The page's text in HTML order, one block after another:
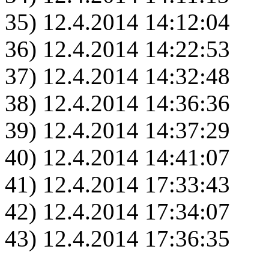
35) 12.4.2014 14:12:04
36) 12.4.2014 14:22:53
37) 12.4.2014 14:32:48
38) 12.4.2014 14:36:36
39) 12.4.2014 14:37:29
40) 12.4.2014 14:41:07
41) 12.4.2014 17:33:43
42) 12.4.2014 17:34:07
43) 12.4.2014 17:36:35